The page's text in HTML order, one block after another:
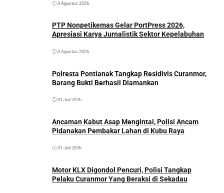
3 Agustus 2026
PTP Nonpetikemas Gelar PortPress 2026,
Apresiasi Karya Jurnalistik Sektor Kepelabuhan
3 Agustus 2026
Polresta Pontianak Tangkap Residivis Curanmor,
Barang Bukti Berhasil Diamankan
31 Juli 2026
Ancaman Kabut Asap Mengintai, Polisi Ancam
Pidanakan Pembakar Lahan di Kubu Raya
31 Juli 2026
Motor KLX Digondol Pencuri, Polisi Tangkap
Pelaku Curanmor Yang Beraksi di Sekadau